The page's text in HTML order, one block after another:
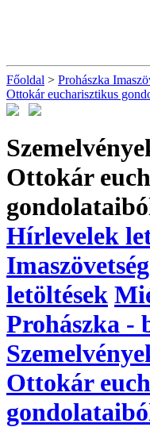
Főoldal > Prohászka
Ottokár eucharisztikus
Ottokár
Hírlevelek
letöltések
Prohászka -
Ottokár